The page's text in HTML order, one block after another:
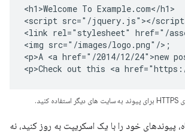
<h1>Welcome To Example.com</h1>
<script src="/jquery.js"></
<link rel="stylesheet"
<img src="/images/logo.png"/>;
<p>A <a href="/2014/12/
<p>Check out this <a
خود را با یک اسکریپت به روز کنید، نه